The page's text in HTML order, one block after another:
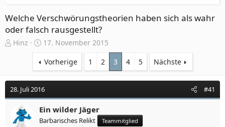
Welche Verschwörungstheorien haben sich als wahr
oder falsch rausgestellt?
E
e
l
l
r
Hinz
E
s
t
e
l
l
t
a
17. November 2015
Vorherige
1 2 3 4 5 Nächste
28. Juli 2016 #41
Ein wilder Jäger
Barbarisches Relikt Teammitglied